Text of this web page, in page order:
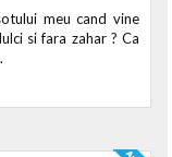
meu cand vine
si fara zahar ? Ca